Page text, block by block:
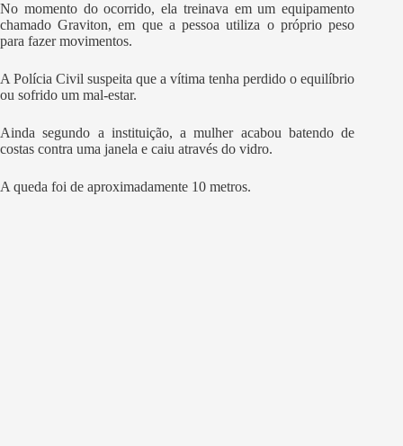
No momento do ocorrido, ela treinava em um equipamento
chamado Graviton, em que a pessoa utiliza o próprio peso
para fazer movimentos.
A Polícia Civil suspeita que a vítima tenha perdido o equilíbrio
ou sofrido um mal-estar.
Ainda segundo a instituição, a mulher acabou batendo de
costas contra uma janela e caiu através do vidro.
A queda foi de aproximadamente 10 metros.